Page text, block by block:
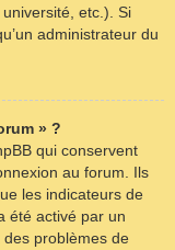
etc.). Si
administrateur du
» ?
qui conservent
au forum. Ils
les indicateurs de
été activé par un
problèmes de